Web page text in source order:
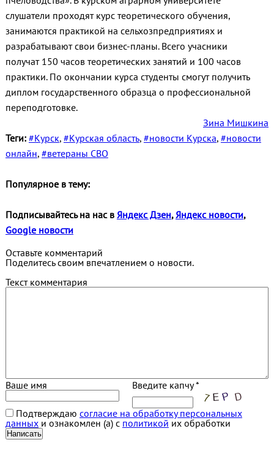
слушатели проходят курс теоретического обучения,
занимаются практикой на сельхозпредприятиях и
разрабатывают свои бизнес-планы. Всего учасники
получат 150 часов теоретических занятий и 100 часов
практики. По окончании курса студенты смогут получить
диплом государственного образца о профессиональной
переподготовке.
Зина Мишкина
Теги: #Курск, #Курская область, #новости Курска, #новости
онлайн, #ветераны СВО
Популярное в тему:
Подписывайтесь на нас в Яндекс Дзен, Яндекс новости,
Google новости
Оставьте комментарий
Поделитесь своим впечатлением о новости.
Текст комментария
Ваше имя Введите капчу *
Подтверждаю согласие на обработку персональных
данныхи ознакомлен (а) с политикой их обработки